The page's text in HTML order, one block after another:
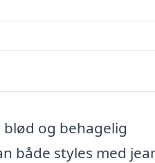
og behagelig
både styles med